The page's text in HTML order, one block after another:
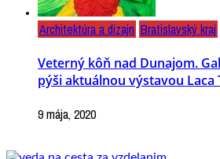
Architektúra a dizajn Bratislavský kraj
Veterný kôň nad Dunajom.
pýši aktuálnou výstavou Laca
9 mája, 2020